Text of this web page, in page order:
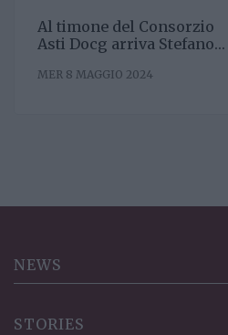
Al timone del Consorzio
Asti Docg arriva Stefano
sinergia associativa e far
MER 8 MAGGIO 2024
NEWS
STORIES